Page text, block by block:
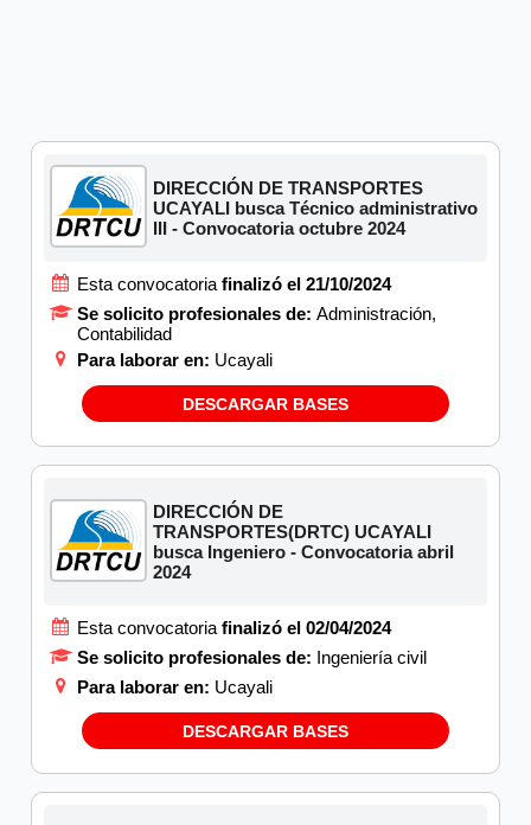
DIRECCIÓN DE TRANSPORTES
UCAYALI busca Técnico administrativo
III - Convocatoria octubre 2024
Esta convocatoriafinalizó el 21/10/2024
Se solicito profesionales de: Administración,
Contabilidad
Para laborar en: Ucayali
DESCARGAR BASES
DIRECCIÓN DE
TRANSPORTES(DRTC) UCAYALI
busca Ingeniero - Convocatoria abril
2024
Esta convocatoria finalizó el 02/04/2024
Se solicito profesionales de: Ingeniería civil
Para laborar en: Ucayali
DESCARGAR BASES